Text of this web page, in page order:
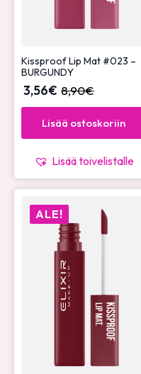
Kissproof Lip Mat #023 –
BURGUNDY
8,90€
3,56€
Lisää ostoskoriin
Lisää toivelistalle
ALE!